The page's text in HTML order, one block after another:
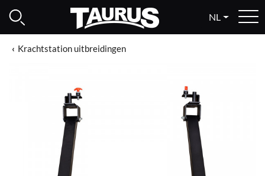
NL
Krachtstation uitbreidingen